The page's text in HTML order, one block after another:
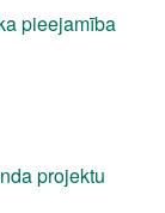
pieejamība
projektu